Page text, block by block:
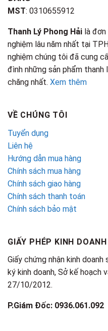
MST: 0310655912
Thanh Lý Phong Hải là
nghiệm lâu năm nhất tại
nghiệm chúng tôi đã cung
đình những sản phẩm
chăng nhất. Xem thêm
VỀ CHÚNG TÔI
Tuyển dụng
Liên hệ
Hướng dẫn mua hàng
Chính sách mua hàng
Chính sách giao hàng
Chính sách thanh toán
Chính sách bảo mật
GIẤY PHÉP KINH DOANH
Giấy chứng nhận kinh
ký kinh doanh, Sở kế hoạch
27/10/2012.
P.Giám Đốc: 0936.061.092